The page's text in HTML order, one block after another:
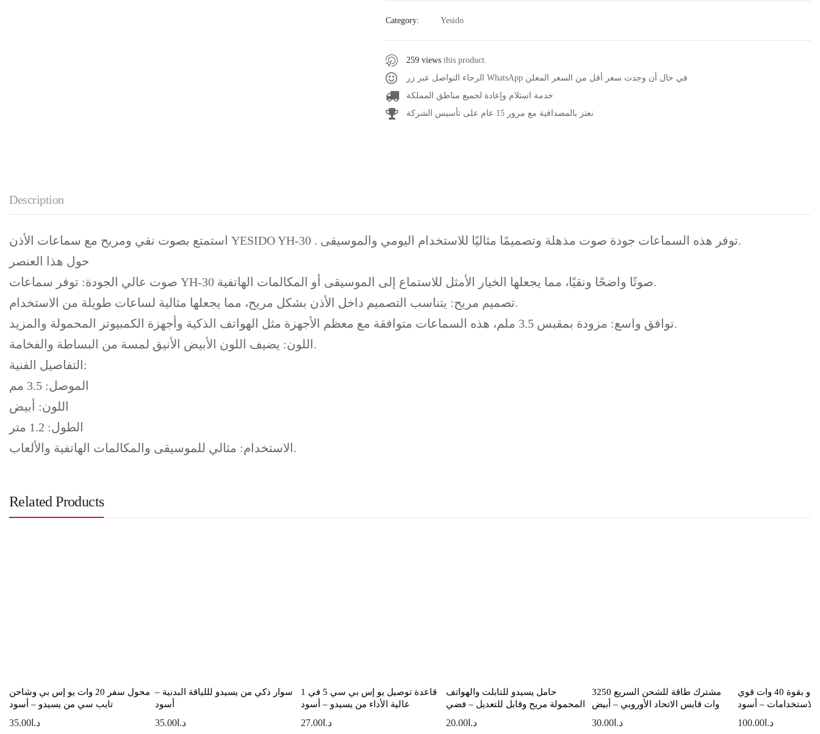
Category: Yesido
259 viewsthis product.
الرجاء التواصل عبر زر WhatsApp في حال أن وجدت سعر أقل من السعر المعلن
خدمة استلام وإعادة لجميع مناطق المملكة
نعتز بالمصداقية مع مرور 15 عام على تأسيس الشركة
Description
استمتع بصوت نقي ومريح مع سماعات الأذن YESIDO YH-30 . توفر هذه السماعات جودة صوت مذهلة وتصميمًا مثاليًا للاستخدام اليومي والموسيقى.
صوت عالي الجودة: توفر سماعات YH-30 صوتًا واضحًا ونقيًا، مما يجعلها الخيار الأمثل للاستماع إلى الموسيقى أو المكالمات الهاتفية.
تصميم مريح: يتناسب التصميم داخل الأذن بشكل مريح، مما يجعلها مثالية لساعات طويلة من الاستخدام.
توافق واسع: مزودة بمقبس 3.5 ملم، هذه السماعات متوافقة مع معظم الأجهزة مثل الهواتف الذكية وأجهزة الكمبيوتر المحمولة والمزيد.
اللون: يضيف اللون الأبيض الأنيق لمسة من البساطة والفخامة.
التفاصيل الفنية:
الموصل: 3.5 مم
اللون: أبيض
الطول: 1.2 متر
الاستخدام: مثالي للموسيقى والمكالمات الهاتفية والألعاب.
Related Products
محول سفر 20 وات يو إس بي وشاحن
تايب سي من يسيدو – أسود
د.ا 35.00
سوار ذكي من يسيدو لللياقة البدنية –
أسود
د.ا35.00
قاعدة توصيل يو إس بي سي 5 في 1
عالية الأداء من يسيدو – أسود
د.ا27.00
حامل يسيدو للتابلت والهواتف
المحمولة مريح وقابل للتعديل – فضي
د.ا 20.00
مشترك طاقة للشحن السريع 3250
وات قابس الاتحاد الأوروبي – أبيض
د.ا 30.00
مكبر صوت يسيدو بقوة 40 وات قوي
الاستخدامات – أسود
د.ا100.00